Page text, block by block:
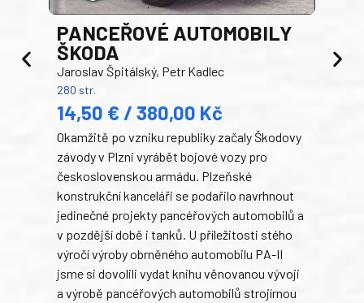
PANCEŘOVÉ AUTOMOBILY
ŠKODA
Jaroslav Špitálský, Petr Kadlec
280 str.
14,50 € / 380,00 Kč
Okamžitě po vzniku republiky začaly Škodovy
závody v Plzni vyrábět bojové vozy pro
československou armádu. Plzeňské
konstrukční kanceláři se podařilo navrhnout
jedinečné projekty pancéřových automobilů a
v pozdější době i tanků. U příležitosti stého
výročí výroby obrněného automobilu PA-II
jsme si dovolili vydat knihu věnovanou vývoji
a výrobě pancéřových automobilů strojírnou